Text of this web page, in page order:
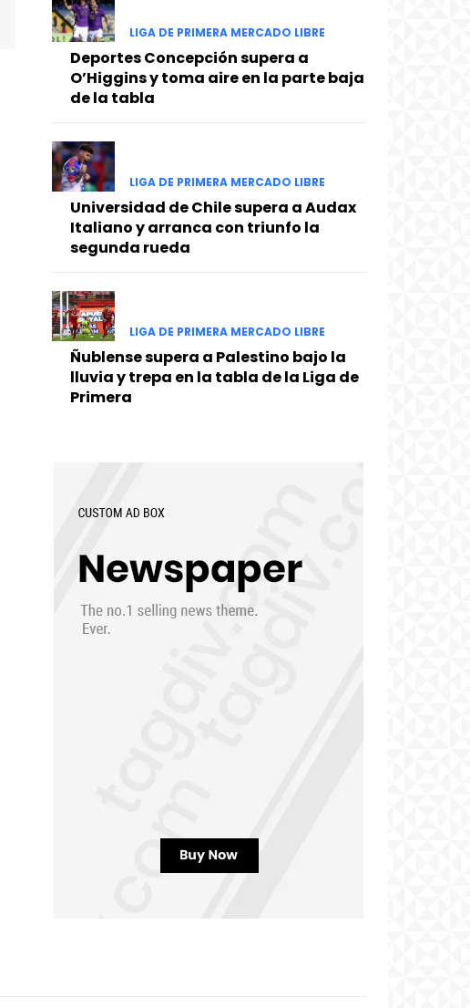
LIGA DE PRIMERA MERCADO LIBRE
Deportes Concepción supera a
O’Higgins y toma aire en la parte baja
de la tabla
LIGA DE PRIMERA MERCADO LIBRE
Universidad de Chile supera a Audax
Italiano y arranca con triunfo la
segunda rueda
LIGA DE PRIMERA MERCADO LIBRE
Ñublense supera a Palestino bajo la
lluvia y trepa en la tabla de la Liga de
Primera